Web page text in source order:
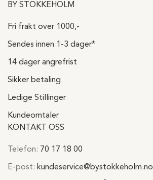
BY STOKKEHOLM
Fri frakt over 1000,-
Sendes innen 1-3 dager*
14 dager angrefrist
Sikker betaling
Ledige Stillinger
Kundeomtaler
KONTAKT OSS
Telefon: 70 17 18 00
E-post: kundeservice@bystokkeholm.no